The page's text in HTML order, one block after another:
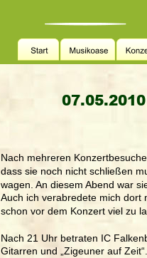
Nach mehreren
dass sie noch nicht schließen
wagen. An diesem Abend war
Auch ich verabredete mich dort
schon vor dem Konzert viel zu
Nach 21 Uhr betraten IC
Gitarren und „Zigeuner auf